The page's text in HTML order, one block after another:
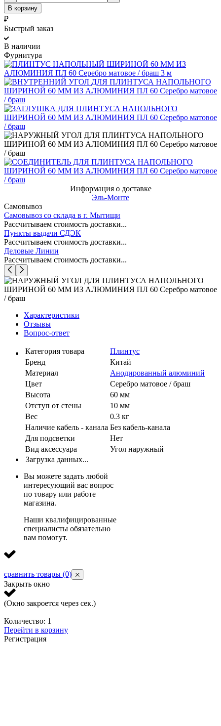
В корзину
₽
Быстрый заказ
В наличии
Фурнитура
Информация о доставке
Эль-Монте
Самовывоз
Самовывоз со склада в г. Мытищи
Рассчитываем стоимость доставки...
Пункты выдачи СДЭК
Рассчитываем стоимость доставки...
Деловые Линии
Рассчитываем стоимость доставки...
Характеристики
Отзывы
Вопрос-ответ
Категория товара
Плинтус
Бренд
Китай
Материал
Анодированный алюминий
Цвет
Серебро матовое / браш
Высота
60 мм
Отступ от стены
10 мм
Вес
0.3 кг
Наличие кабель - канала Без кабель-канала
Для подсветки
Нет
Вид аксессуара
Угол наружный
Загрузка данных...
Вы можете задать любой
интересующий вас вопрос
по товару или работе
магазина.
Наши квалифицированные
специалисты обязательно
вам помогут.
сравнить товары (0)
Закрыть окно
(Окно закроется через сек.)
Количество: 1
Перейти в корзину
Регистрация